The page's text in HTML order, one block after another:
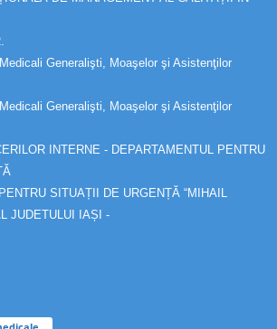
Generalişti, Moaşelor şi Asistenţilor
Generalişti, Moaşelor şi Asistenţilor
INTERNE - DEPARTAMENTUL PENTRU
SITUAȚII DE URGENȚĂ “MIHAIL
JUDETULUI IAȘI -